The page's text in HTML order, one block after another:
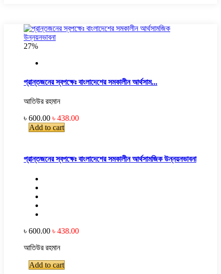
27%
প্রান্তজনের স্বপক্ষেঃ বাংলাদেশের সমকালীন আর্থসাম...
আতিউর রহমান
৳ 600.00 ৳ 438.00
Add to cart
প্রান্তজনের স্বপক্ষেঃ বাংলাদেশের সমকালীন আর্থসামজিক উন্নয়নভাবনা
৳ 600.00 ৳ 438.00
আতিউর রহমান
Add to cart